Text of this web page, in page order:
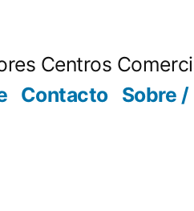
Centros
Contacto Sobre /